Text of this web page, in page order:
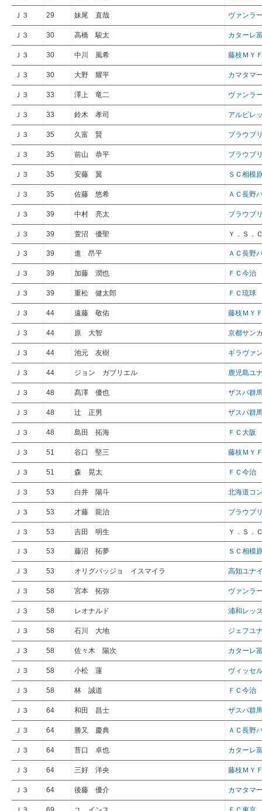
Ｊ３ 29 妹尾 直哉 ヴァンラ
Ｊ３ 30 高橋 駿太 カターレ
Ｊ３ 30 中川 風希 藤枝ＭＹ
Ｊ３ 30 大野 耀平 カマタマ
Ｊ３ 33 澤上 竜二 ヴァンラ
Ｊ３ 33 鈴木 孝司 アルビレ
Ｊ３ 35 久富 賢 ブラウブ
Ｊ３ 35 前山 恭平 ブラウブ
Ｊ３ 35 安藤 翼 ＳＣ相模
Ｊ３ 35 佐藤 悠希 ＡＣ長野
Ｊ３ 39 中村 亮太 ブラウブ
Ｊ３ 39 萱沼 優聖 Ｙ．Ｓ．
Ｊ３ 39 進 昂平 ＡＣ長野
Ｊ３ 39 加藤 潤也 ＦＣ今治
Ｊ３ 39 重松 健太郎 ＦＣ琉球
Ｊ３ 44 遠藤 敬佑 藤枝ＭＹ
Ｊ３ 44 原 大智 京都サン
Ｊ３ 44 池元 友樹 ギラヴァ
Ｊ３ 44 ジョン ガブリエル 鹿児島ユ
Ｊ３ 48 髙澤 優也 ザスパ群
Ｊ３ 48 辻 正男 ザスパ群
Ｊ３ 48 島田 拓海 ＦＣ大阪
Ｊ３ 51 谷口 堅三 藤枝ＭＹ
Ｊ３ 51 森 晃太 ＦＣ今治
Ｊ３ 53 白井 陽斗 北海道コ
Ｊ３ 53 才藤 龍治 ブラウブ
Ｊ３ 53 吉田 明生 Ｙ．Ｓ．
Ｊ３ 53 藤沼 拓夢 ＳＣ相模
Ｊ３ 53 オリグバッジョ イスマイラ 高知ユナ
Ｊ３ 58 宮本 拓弥 ヴァンラ
Ｊ３ 58 レオナルド 浦和レッ
Ｊ３ 58 石川 大地 ジェフユ
Ｊ３ 58 佐々木 陽次 カターレ
Ｊ３ 58 小松 蓮 ヴィッセ
Ｊ３ 58 林 誠道 ＦＣ今治
Ｊ３ 64 和田 昌士 ザスパ群
Ｊ３ 64 勝又 慶典 ＡＣ長野
Ｊ３ 64 苔口 卓也 カターレ
Ｊ３ 64 三好 洋央 藤枝ＭＹ
Ｊ３ 64 後藤 優介 カマタマ